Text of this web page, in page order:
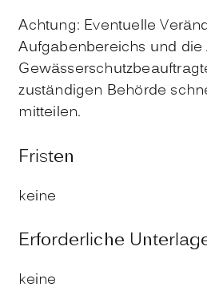
Achtung: Eventuelle
Aufgabenbereichs und
zuständigen Behörde
mitteilen.
Fristen
keine
Erforderliche
keine